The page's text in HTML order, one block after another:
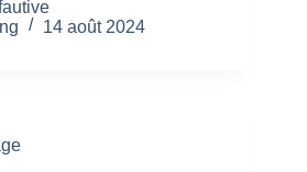
14 août 2024